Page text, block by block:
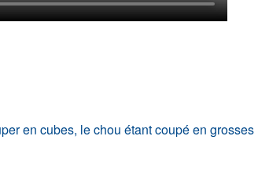
en cubes, le chou étant coupé en grosses